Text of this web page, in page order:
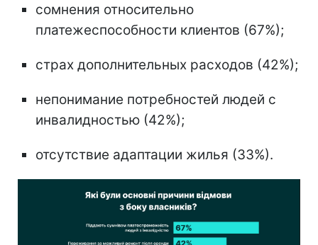
сомнения относительно
платежеспособности клиентов (67%);
страх дополнительных расходов (42%);
непонимание потребностей людей с
инвалидностью (42%);
отсутствие адаптации жилья (33%).